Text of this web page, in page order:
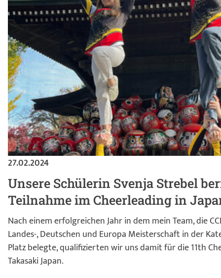
27.02.2024
Unsere Schülerin Svenja Strebel
Teilnahme im Cheerleading in
Nach einem erfolgreichen Jahr in dem mein Team, die
Landes-, Deutschen und Europa Meisterschaft in der
Platz belegte, qualifizierten wir uns damit für die 11th
Takasaki Japan.